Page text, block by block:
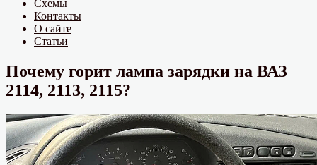
Схемы
Контакты
О сайте
Статьи
Почему горит лампа зарядки на ВАЗ
2114, 2113, 2115?